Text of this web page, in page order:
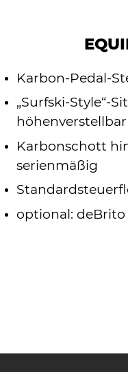
Karbon-Pedal-
„Surfski-Style“-
höhenverstellbar
Karbonschott
serienmäßig
optional: deBrito